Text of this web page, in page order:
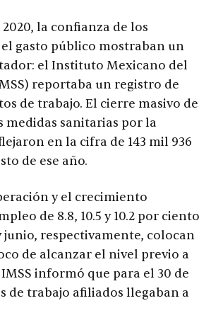
la confianza de los
gasto público mostraban un
el Instituto Mexicano del
reportaba un registro de
de trabajo. El cierre masivo de
medidas sanitarias por la
en la cifra de 143 mil 936
de ese año.
y el crecimiento
de 8.8, 10.5 y 10.2 por ciento
junio, respectivamente, colocan
de alcanzar el nivel previo a
informó que para el 30 de
de trabajo afiliados llegaban a